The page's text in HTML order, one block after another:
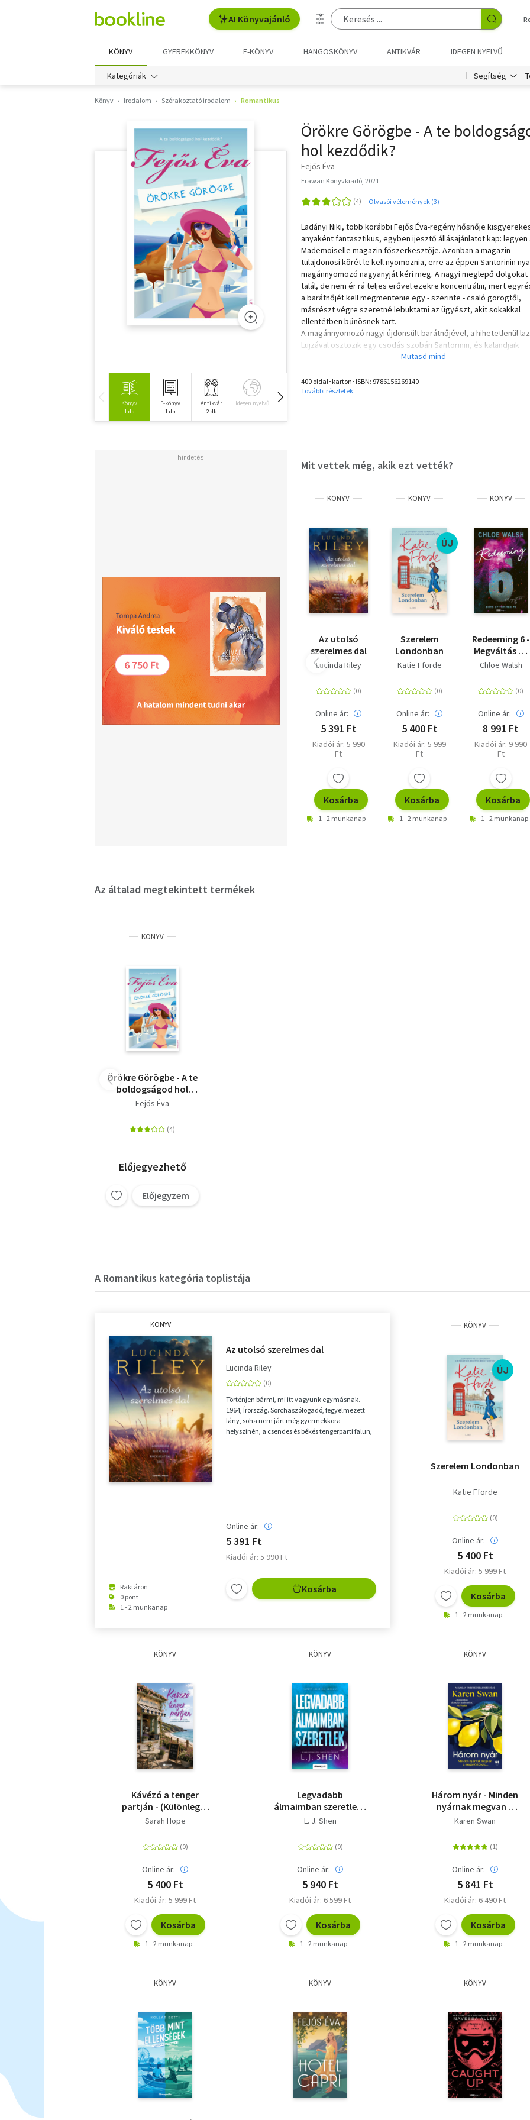
AI Könyvajánló
KÖNYV GYEREKKÖNYV E-KÖNYV HANGOSKÖNYV ANTIKVÁR IDEGEN NYELVŰ
Kategóriák Segítség
Könyv Irodalom Szórakoztató irodalom Romantikus
Könyv
1 db
E-könyv
1 db
Antikvár
2 db
Idegen nyelvű Hangoskönyv
Örökre Görögbe - A te
hol kezdődik?
Fejős Éva
Erawan Könyvkiadó, 2021
Olvasói vélemények (3)
Ladányi Niki, több korábbi Fejős Éva-regény hősnője
anyaként fantasztikus, egyben ijesztő állásajánlatot kap: legyen
Mademoiselle magazin főszerkesztője. Azonban a magazin
tulajdonosi körét le kell nyomoznia, erre az éppen Santorinin
magánnyomozó nagyanyját kéri meg. A nagyi meglepő dolgokat
talál, de nem ér rá teljes erővel ezekre koncentrálni, mert
a barátnőjét kell megmentenie egy - szerinte - csaló görögtől,
másrészt végre szeretné lebuktatni az ügyészt, akit sokakkal
ellentétben bűnösnek tart.
A magánnyomozó nagyi újdonsült barátnőjével, a hihetetlenül
Lujzával osztozik egy csodás szobán Santorinin, és kalandjaik
felejthetetlennek bizonyulnak, mindaddig, amíg a
Közben a csodás karibi szigetről, St. Luciáról Athénba indul egy
és a barátnője, Budapestről pedig egy nő, aki mostanában nem
szigetre és a nyüzsgő fővárosba, az Akropolisz alá kalauzol
hallgass görög zenét mellé - vagy csak ülj csendben és merülj
Olvasd el mások véleményét is!
400 oldal･karton･ISBN: 9786156269140
További részletek
Mit vettek még, akik ezt vették?
KÖNYV
Az utolsó
szerelmes dal
Lucinda Riley
Online ár:
5 391 Ft
Kiadói ár: 5 990
Ft
Kosárba
1 - 2 munkanap
KÖNYV
ÚJ
Szerelem
Londonban
Katie Fforde
Online ár:
5 400 Ft
Kiadói ár: 5 999
Ft
Kosárba
1 - 2 munkanap
KÖNYV
Redeeming 6 -
Megváltás 6 -
(Különleges
Chloe Walsh
Online ár:
8 991 Ft
Kiadói ár: 9 990
Ft
Kosárba
1 - 2 munkanap
Az általad megtekintett termékek
KÖNYV
Örökre Görögbe - A te
boldogságod hol
kezdődik?
Fejős Éva
Előjegyezhető
Előjegyzem
A Romantikus kategória toplistája
KÖNYV
Raktáron
0 pont
1 - 2 munkanap
Az utolsó szerelmes dal
Lucinda Riley
Történjen bármi, mi itt vagyunk egymásnak.
1964, Írország. Sorchaszófogadó, fegyelmezett
lány, soha nem járt még gyermekkora
helyszínén, a csendes és békés tengerparti falun,
Online ár:
5 391 Ft
Kiadói ár: 5 990 Ft
Kosárba
KÖNYV
ÚJ
Szerelem Londonban
Katie Fforde
Online ár:
5 400 Ft
Kiadói ár: 5 999 Ft
Kosárba
1 - 2 munkanap
KÖNYV
Kávézó a tenger
partján - (Különleges
kiadás)
Sarah Hope
Online ár:
5 400 Ft
Kiadói ár: 5 999 Ft
Kosárba
1 - 2 munkanap
KÖNYV
Legvadabb
álmaimban szeretlek -
(Különleges kiadás)
L. J. Shen
Online ár:
5 940 Ft
Kiadói ár: 6 599 Ft
Kosárba
1 - 2 munkanap
KÖNYV
Három nyár - Minden
nyárnak megvan a
maga története?
Karen Swan
Online ár:
5 841 Ft
Kiadói ár: 6 490 Ft
Kosárba
1 - 2 munkanap
KÖNYV KÖNYV KÖNYV